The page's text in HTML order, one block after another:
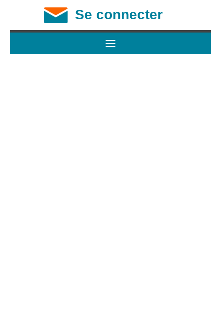
Se connecter